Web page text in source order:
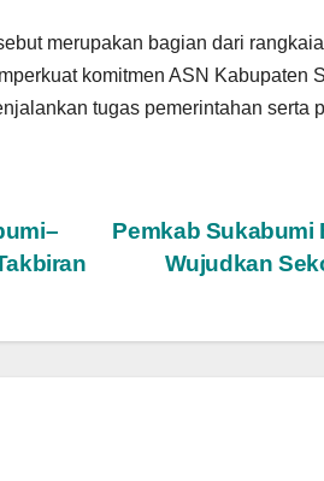
merupakan bagian dari
komitmen ASN Kabupaten
tugas pemerintahan serta
Pemkab Sukabumi
Wujudkan